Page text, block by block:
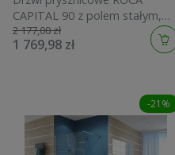
CAPITAL 90 z polem stałym,
czarny mat AM4609016M
2 177,00 zł
1 769,98 zł
-21%